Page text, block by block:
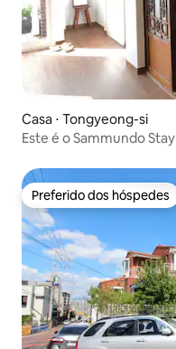
Casa ⋅ Tongyeong-si
Este é o Sammundo Stay
Preferido dos hóspedes
Preferido dos hóspedes